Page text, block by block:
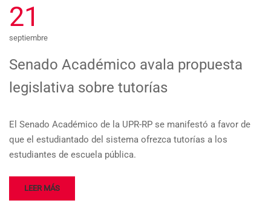
21
septiembre
Senado Académico avala propuesta
legislativa sobre tutorías
El Senado Académico de la UPR-RP se manifestó a favor de
que el estudiantado del sistema ofrezca tutorías a los
estudiantes de escuela pública.
LEER MÁS